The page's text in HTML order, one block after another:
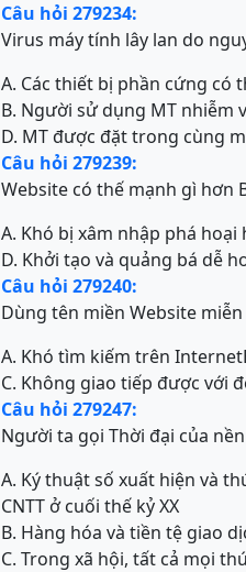
Câu hỏi 279234:
Virus máy tính lây lan do
A. Các thiết bị phần cứng có
B. Người sử dụng MT nhiễm
D. MT được đặt trong cùng
Câu hỏi 279239:
Website có thế mạnh gì hơn
A. Khó bị xâm nhập phá hoại
D. Khởi tạo và quảng bá dễ
Câu hỏi 279240:
Dùng tên miền Website
A. Khó tìm kiếm trên Internet
C. Không giao tiếp được với
Câu hỏi 279247:
Người ta gọi Thời đại của
A. Ký thuật số xuất hiện và
CNTT ở cuối thế kỷ XX
B. Hàng hóa và tiền tệ giao
C. Trong xã hội, tất cả mọi